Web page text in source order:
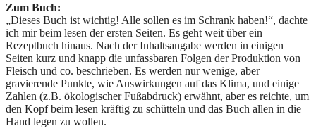
Zum Buch:
„Dieses Buch ist wichtig! Alle sollen es im Schrank haben!“, dachte
ich mir beim lesen der ersten Seiten. Es geht weit über ein
Rezeptbuch hinaus. Nach der Inhaltsangabe werden in einigen
Seiten kurz und knapp die unfassbaren Folgen der Produktion von
Fleisch und co. beschrieben. Es werden nur wenige, aber
gravierende Punkte, wie Auswirkungen auf das Klima, und einige
Zahlen (z.B. ökologischer Fußabdruck) erwähnt, aber es reichte, um
den Kopf beim lesen kräftig zu schütteln und das Buch allen in die
Hand legen zu wollen.